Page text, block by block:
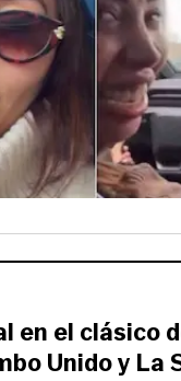
en el clásico
Unido y La